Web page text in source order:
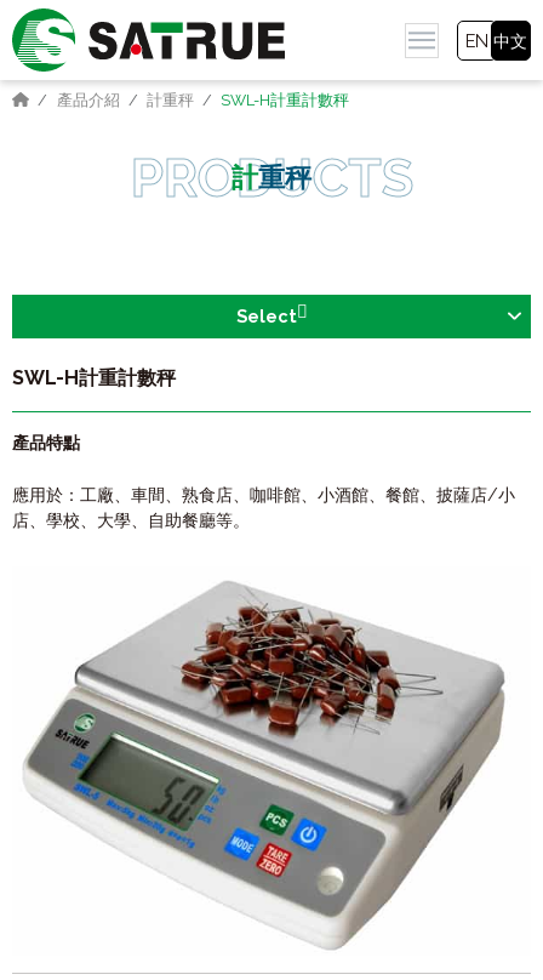
EN 中文
產品介紹 計重秤 SWL-H計重計數秤
計重秤
Select
SWL-H計重計數秤
產品特點
應用於：工廠、車間、熟食店、咖啡館、小酒館、餐館、披薩店/小
店、學校、大學、自助餐廳等。